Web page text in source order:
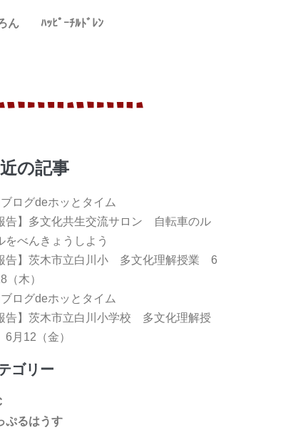
ん ﾊｯﾋﾟｰﾁﾙﾄﾞﾚﾝ
の記事
ログdeホッとタイム
告】多文化共生交流サロン 自転車のル
をべんきょうしよう
告】茨木市立白川小 多文化理解授業 6
（木）
ログdeホッとタイム
告】茨木市立白川小学校 多文化理解授
月12（金）
ゴリー
ぷるはうす